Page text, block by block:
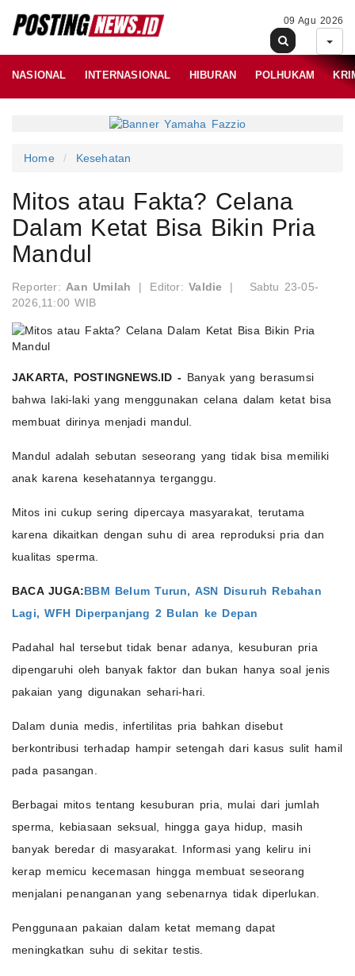
09 Agu 2026
NASIONAL INTERNASIONAL HIBURAN POLHUKAM
Home Kesehatan
Mitos atau Fakta? Celana
Dalam Ketat Bisa Bikin Pria
Mandul
Reporter:Aan Umilah | Editor:Valdie |
Sabtu 23-05-
2026,11:00 WIB
JAKARTA, POSTINGNEWS.ID - Banyak yang berasumsi
bahwa laki-laki yang menggunakan celana dalam ketat bisa
membuat dirinya menjadi mandul.
Mandul adalah sebutan seseorang yang tidak bisa memiliki
anak karena kesehatannya terganggu.
Mitos ini cukup sering dipercaya masyarakat, terutama
karena dikaitkan dengan suhu di area reproduksi pria dan
kualitas sperma.
BACA JUGA:BBM Belum Turun, ASN Disuruh Rebahan
Lagi, WFH Diperpanjang 2 Bulan ke Depan
Padahal hal tersebut tidak benar adanya, kesuburan pria
dipengaruhi oleh banyak faktor dan bukan hanya soal jenis
pakaian yang digunakan sehari-hari.
Dalam dunia medis, infertilitas pria bahkan disebut
berkontribusi terhadap hampir setengah dari kasus sulit hamil
pada pasangan.
Berbagai mitos tentang kesuburan pria, mulai dari jumlah
sperma, kebiasaan seksual, hingga gaya hidup, masih
banyak beredar di masyarakat. Informasi yang keliru ini
kerap memicu kecemasan hingga membuat seseorang
menjalani penanganan yang sebenarnya tidak diperlukan.
Penggunaan pakaian dalam ketat memang dapat
meningkatkan suhu di sekitar testis.